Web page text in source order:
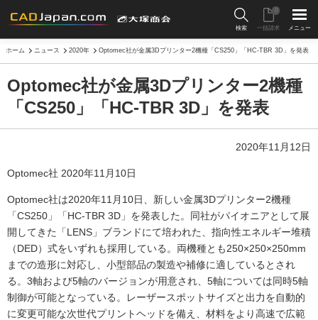
検索 一括請求
0
メニュー
ホーム ニュース 2020年 Optomec社が金属3Dプリンター2機種「CS250」「HC-TBR 3D」を発表
Optomec社が金属3Dプリンター2機種
「CS250」「HC-TBR 3D」を発表
2020年11月12日
Optomec社 2020年11月10日
Optomec社は2020年11月10日、新しい金属3Dプリンター2機種
「CS250」「HC-TBR 3D」を発表した。同社がパイオニアとして展
開してきた「LENS」ブランドにて培われた、指向性エネルギー堆積
（DED）式をいずれも採用している。両機種とも250×250×250mm
までの造形に対応し、小型部品の製造や補修に適しているとされ
る。3軸および5軸のバージョンが用意され、5軸については同時5軸
制御が可能となっている。レーザースポットサイズと出力を自動的
に変更可能な次世代プリントヘッドを備え、材料をより高速で広範